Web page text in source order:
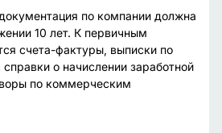
по компании должна
10 лет. К первичным
счета-фактуры, выписки по
о начислении заработной
по коммерческим